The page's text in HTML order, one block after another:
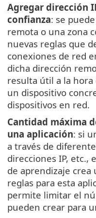
Agregar dirección
confianza: se
remota o una zona
nuevas reglas que
conexiones de red
dicha dirección
resulta útil a la hora
un dispositivo
dispositivos en red.
Cantidad máxima
una aplicación: si
a través de
direcciones IP, etc.,
de aprendizaje crea
reglas para esta
permite limitar el
pueden crear para